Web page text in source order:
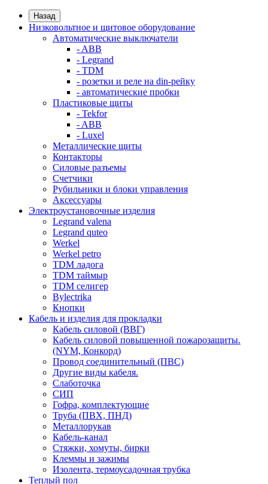
Назад
Низковольтное и щитовое оборудование
Автоматические выключатели
- ABB
- Legrand
- TDM
- розетки и реле на din-рейку
- автоматические пробки
Пластиковые щиты
- Tekfor
- ABB
- Luxel
Металлические щиты
Контакторы
Силовые разъемы
Счетчики
Рубильники и блоки управления
Аксессуары
Электроустановочные изделия
Legrand valena
Legrand quteo
Werkel
Werkel petro
TDM ладога
TDM таймыр
TDM селигер
Bylectrika
Кнопки
Кабель и изделия для прокладки
Кабель силовой (ВВГ)
Кабель силовой повышенной пожарозащиты.
(NYM, Конкорд)
Провод соединительный (ПВС)
Другие виды кабеля.
Слаботочка
СИП
Гофра, комплектующие
Труба (ПВХ, ПНД)
Металлорукав
Кабель-канал
Стяжки, хомуты, бирки
Клеммы и зажимы
Изолента, термоусадочная трубка
Теплый пол